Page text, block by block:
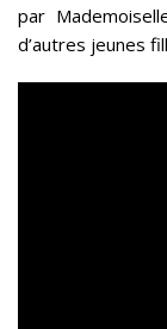
par
d’autres jeunes